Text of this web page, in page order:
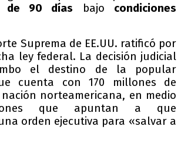
de 90 días bajo condiciones
Suprema de EE.UU. ratificó por
ley federal. La decisión judicial
el destino de la popular
cuenta con 170 millones de
norteamericana, en medio
que apuntan a que
orden ejecutiva para «salvar a